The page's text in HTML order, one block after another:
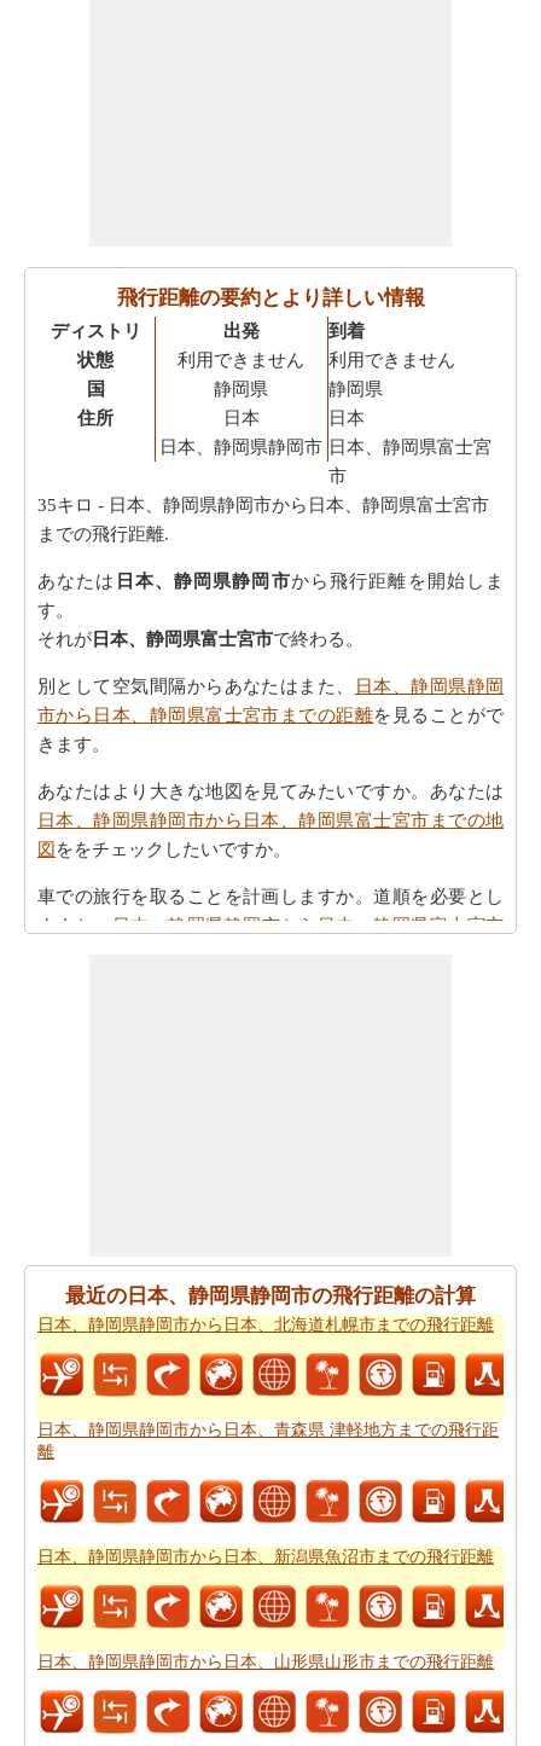
飛行距離の要約とより詳しい情報
ディストリ
状態
国
住所
出発
利用できません
静岡県
日本
日本、静岡県静岡市
到着
利用できません
静岡県
日本
日本、静岡県富士宮
市
35キロ - 日本、静岡県静岡市から日本、静岡県富士宮市
までの飛行距離.
あなたは 日本、静岡県静岡市から飛行距離を開始しま
す。
それが 日本、静岡県富士宮市で終わる。
別として空気間隔からあなたはまた、
日本、静岡県静岡
市から日本、静岡県富士宮市までの距離を見ることがで
きます。
あなたはより大きな地図を見てみたいですか。あなたは
日本、静岡県静岡市から日本、静岡県富士宮市までの地
図ををチェックしたいですか。
車での旅行を取ることを計画しますか。道順を必要とし
ますか。
日本、静岡県静岡市から日本、静岡県富士宮市
市までの旅行
ために私たちの旅のプランナーをお試しく
ださい。
日本、静岡県静岡市から日本、静岡県富士宮市まで飛行
機で旅行をお探しですか。あなたはまた、日本、静岡県
ことができます。
新しい場所に行くの後、あなたの目的地へのルートを知
ることが重要です。場合はルートを認識していません、
あなたは日本、静岡県静岡市から日本、静岡県富士宮市
す。
あなたは道路で旅行したいですか。駆動するのに費用が
本、静岡県静岡市から日本、静岡県富士宮市までの旅行
の費用
をもらいます。
最近の日本、静岡県静岡市の飛行距離の計算
日本、静岡県静岡市から日本、北海道札幌市までの飛行距離
日本、静岡県静岡市から日本、青森県 津軽地方までの飛行距
離
日本、静岡県静岡市から日本、新潟県魚沼市までの飛行距離
日本、静岡県静岡市から日本、山形県山形市までの飛行距離